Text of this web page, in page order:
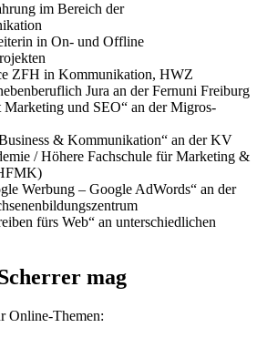
im Bereich der
in On- und Offline
ZFH in Kommunikation, HWZ
Jura an der Fernuni Freiburg
Marketing und SEO“ an der Migros-
& Kommunikation“ an der KV
/ Höhere Fachschule für Marketing &
Werbung – Google AdWords“ an der
fürs Web“ an unterschiedlichen
mag
Online-Themen: